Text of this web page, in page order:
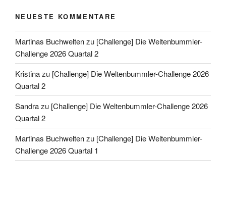
NEUESTE KOMMENTARE
Martinas Buchweltenzu [Challenge] Die Weltenbummler-
Challenge 2026 Quartal 2
Kristinazu [Challenge] Die Weltenbummler-Challenge 2026
Quartal 2
Sandrazu [Challenge] Die Weltenbummler-Challenge 2026
Quartal 2
Martinas Buchweltenzu [Challenge] Die Weltenbummler-
Challenge 2026 Quartal 1